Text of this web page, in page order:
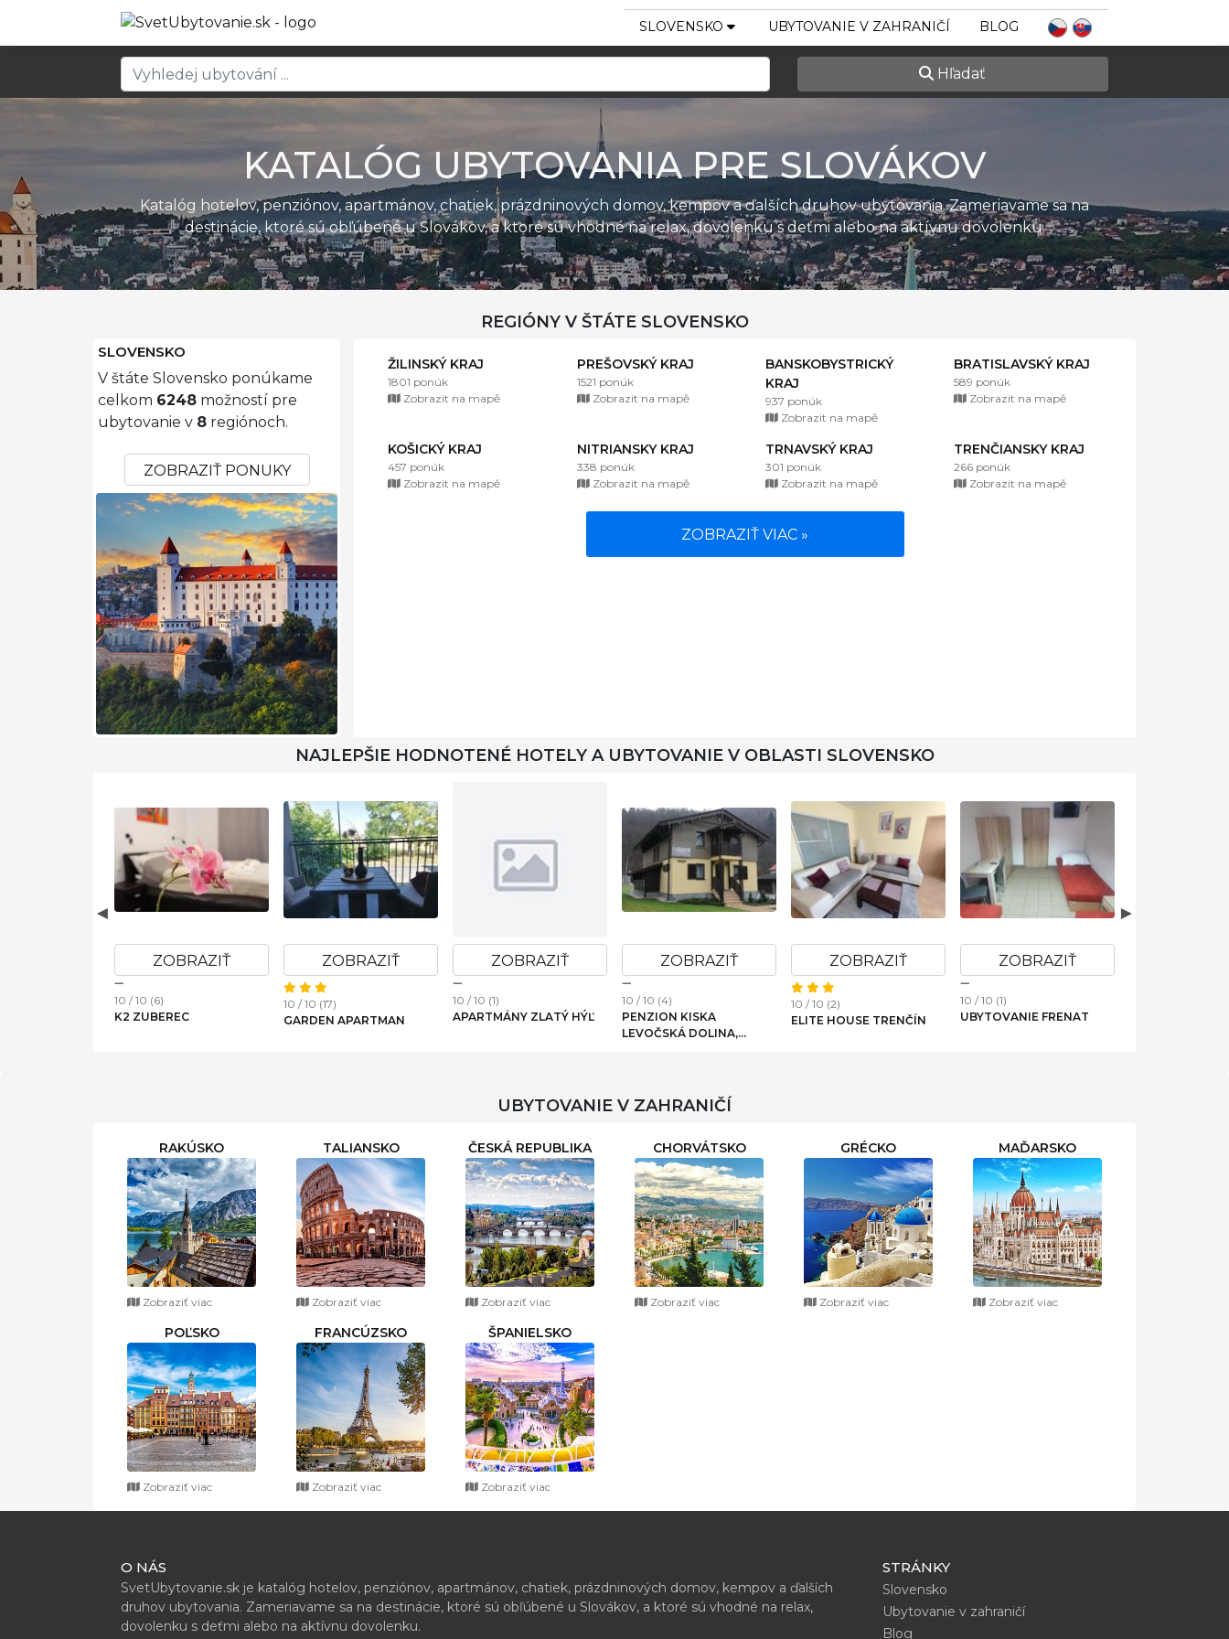
SLOVENSKO UBYTOVANIE V ZAHRANIČÍ BLOG
Hľadať
KATALÓG UBYTOVANIA PRE SLOVÁKOV
Katalóg hotelov, penziónov, apartmánov, chatiek, prázdninových domov, kempov a ďalších druhov ubytovania. Zameriavame sa na
destinácie, ktoré sú obľúbené u Slovákov, a ktoré sú vhodné na relax, dovolenku s deťmi alebo na aktívnu dovolenku.
REGIÓNY V ŠTÁTE SLOVENSKO
SLOVENSKO
V štáte Slovensko ponúkame
celkom 6248 možností pre
ubytovanie v 8 regiónoch.
ZOBRAZIŤ PONUKY
ŽILINSKÝ KRAJ
1801 ponúk
Zobrazit na mapě
PREŠOVSKÝ KRAJ
1521 ponúk
Zobrazit na mapě
BANSKOBYSTRICKÝ
KRAJ
937 ponúk
Zobrazit na mapě
BRATISLAVSKÝ KRAJ
589 ponúk
Zobrazit na mapě
KOŠICKÝ KRAJ
457 ponúk
Zobrazit na mapě
NITRIANSKY KRAJ
338 ponúk
Zobrazit na mapě
TRNAVSKÝ KRAJ
301 ponúk
Zobrazit na mapě
TRENČIANSKY KRAJ
266 ponúk
Zobrazit na mapě
ZOBRAZIŤ VIAC »
NAJLEPŠIE HODNOTENÉ HOTELY A UBYTOVANIE V OBLASTI SLOVENSKO
ZOBRAZIŤ
10 / 10 (4)
APARTMÁN MACO -
ZOBRAZIŤ
10 / 10 (6)
CHALUPA OĽŠAVICA
ZOBRAZIŤ
10 / 10 (1)
PRIVAT NIKA 246
ZOBRAZIŤ
10 / 10 (4)
CHATA HARMONY
ZOBRAZIŤ
10 / 10 (2)
APARTMÁN BRAXATORIS
ZOBRAZIŤ
10 / 10 (2)
APARTMÁN DRAHOKAM
UBYTOVANIE V ZAHRANIČÍ
RAKÚSKO
Zobraziť viac
TALIANSKO
Zobraziť viac
ČESKÁ REPUBLIKA
Zobraziť viac
CHORVÁTSKO
Zobraziť viac
GRÉCKO
Zobraziť viac
MAĎARSKO
Zobraziť viac
POĽSKO
Zobraziť viac
FRANCÚZSKO
Zobraziť viac
ŠPANIELSKO
Zobraziť viac
O NÁS
SvetUbytovanie.sk je katalóg hotelov, penziónov, apartmánov, chatiek, prázdninových domov, kempov a ďalších
druhov ubytovania. Zameriavame sa na destinácie, ktoré sú obľúbené u Slovákov, a ktoré sú vhodné na relax,
dovolenku s deťmi alebo na aktívnu dovolenku.
STRÁNKY
Slovensko
Ubytovanie v zahraničí
Blog